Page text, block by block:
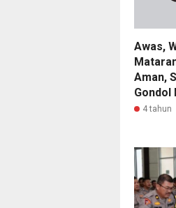
Awas,
Aman,
Gondol
4 tahun